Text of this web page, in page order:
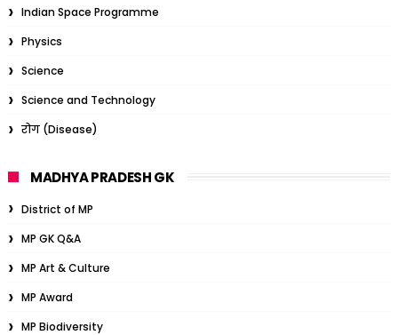
Indian Space Programme
Physics
Science
Science and Technology
रोग (Disease)
MADHYA PRADESH GK
District of MP
MP GK Q&A
MP Art & Culture
MP Award
MP Biodiversity